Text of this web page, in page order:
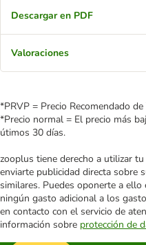
Descargar en PDF
Valoraciones
*PRVP = Precio Recomendado
*Precio normal = El precio más
útimos 30 días.
zooplus tiene derecho a utilizar
enviarte publicidad directa sobre
similares. Puedes oponerte a
ningún gasto adicional a los
en contacto con el servicio de
información sobre protección de